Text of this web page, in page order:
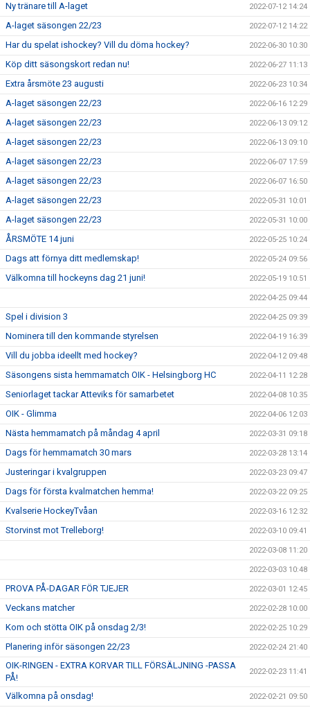
Ny tränare till A-laget 2022-07-12 14:24
A-laget säsongen 22/23 2022-07-12 14:22
Har du spelat ishockey? Vill du döma hockey? 2022-06-30 10:30
Köp ditt säsongskort redan nu! 2022-06-27 11:13
Extra årsmöte 23 augusti 2022-06-23 10:34
A-laget säsongen 22/23 2022-06-16 12:29
A-laget säsongen 22/23 2022-06-13 09:12
A-laget säsongen 22/23 2022-06-13 09:10
A-laget säsongen 22/23 2022-06-07 17:59
A-laget säsongen 22/23 2022-06-07 16:50
A-laget säsongen 22/23 2022-05-31 10:01
A-laget säsongen 22/23 2022-05-31 10:00
ÅRSMÖTE 14 juni 2022-05-25 10:24
Dags att förnya ditt medlemskap! 2022-05-24 09:56
Välkomna till hockeyns dag 21 juni! 2022-05-19 10:51
2022-04-25 09:44
Spel i division 3 2022-04-25 09:39
Nominera till den kommande styrelsen 2022-04-19 16:39
Vill du jobba ideellt med hockey? 2022-04-12 09:48
Säsongens sista hemmamatch OIK - Helsingborg HC 2022-04-11 12:28
Seniorlaget tackar Atteviks för samarbetet 2022-04-08 10:35
OIK - Glimma 2022-04-06 12:03
Nästa hemmamatch på måndag 4 april 2022-03-31 09:18
Dags för hemmamatch 30 mars 2022-03-28 13:14
Justeringar i kvalgruppen 2022-03-23 09:47
Dags för första kvalmatchen hemma! 2022-03-22 09:25
Kvalserie HockeyTvåan 2022-03-16 12:32
Storvinst mot Trelleborg! 2022-03-10 09:41
2022-03-08 11:20
2022-03-03 10:48
PROVA PÅ-DAGAR FÖR TJEJER 2022-03-01 12:45
Veckans matcher 2022-02-28 10:00
Kom och stötta OIK på onsdag 2/3! 2022-02-25 10:29
Planering inför säsongen 22/23 2022-02-24 21:40
OIK-RINGEN - EXTRA KORVAR TILL FÖRSÄLJNING -PASSA
PÅ!
2022-02-23 11:41
Välkomna på onsdag! 2022-02-21 09:50